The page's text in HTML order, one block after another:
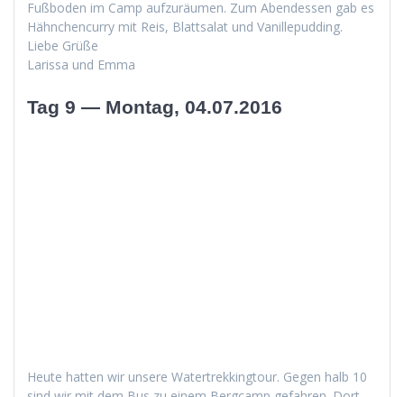
Fuß­bo­den im Camp aufzuräu­men. Zum Aben­dessen gab es
Häh­nchen­cur­ry mit Reis, Blattsalat und Vanillepudding.
Liebe Grüße
Laris­sa und Emma
Tag 9 — Montag, 04.07.2016
Heute hat­ten wir unsere Watertrekking­tour. Gegen halb 10